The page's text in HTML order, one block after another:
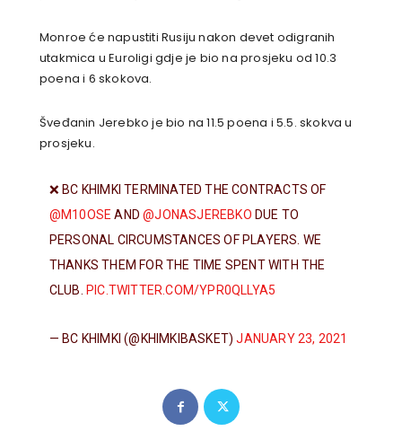
Monroe će napustiti Rusiju nakon devet odigranih
utakmica u Euroligi gdje je bio na prosjeku od 10.3
poena i 6 skokova.
Šveđanin Jerebko je bio na 11.5 poena i 5.5. skokva u
prosjeku.
❌ BC KHIMKI TERMINATED THE CONTRACTS OF
@M10OSE AND@JONASJEREBKO DUE TO
PERSONAL CIRCUMSTANCES OF PLAYERS. WE
THANKS THEM FOR THE TIME SPENT WITH THE
CLUB. PIC.TWITTER.COM/YPR0QLLYA5
— BC KHIMKI (@KHIMKIBASKET)JANUARY 23, 2021